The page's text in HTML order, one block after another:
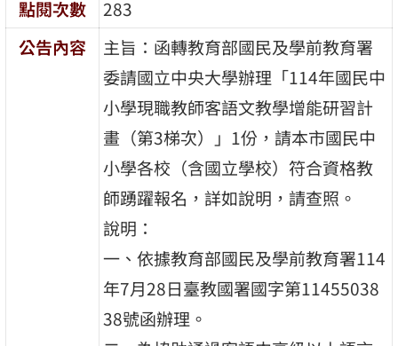
點閱次數
283
公告內容
主旨：函轉教育部國民及學前教育署
委請國立中央大學辦理「114年國民中
小學現職教師客語文教學增能研習計
畫（第3梯次）」1份，請本市國民中
小學各校（含國立學校）符合資格教
師踴躍報名，詳如說明，請查照。
說明：
一、依據教育部國民及學前教育署114
年7月28日臺教國署國字第11455038
38號函辦理。